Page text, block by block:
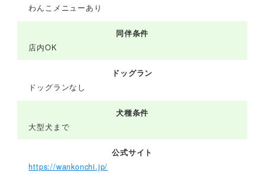
わんこメニューあり
同伴条件
店内OK
ドッグラン
ドッグランなし
犬種条件
大型犬まで
公式サイト
https://wankonchi.jp/